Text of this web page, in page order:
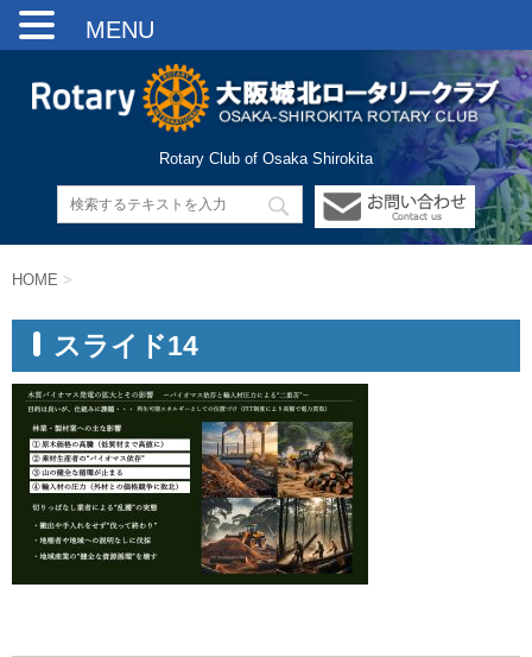
Rotary Club of Osaka Shirokita
HOME >
スライド14
MENU